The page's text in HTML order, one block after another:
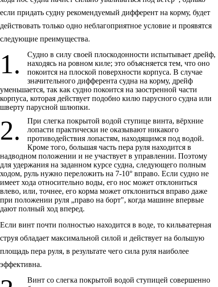
если придать судну рекомендуемый дифферент на корму, будет
действовать только одно неблагоприятное условие и проявятся
следующие преимущества.
1.
Судно в силу своей плоскодонности испытывает дрейф,
находясь на ровном киле; это объясняется тем, что оно
покоится на плоской поверхности корпуса. В случае
значительного дифферента судна на корму, дрейф
уменьшается, так как судно покоится на заостренной части
корпуса, которая действует подобно килю парусного судна или
шверту парусной шлюпки.
2.
При слегка покрытой водой ступице винта, вёрхние
лопасти практически не оказывают никакого
противодействия лопастям, находящимся под водой.
Кроме того, большая часть пера руля находится в
надводном положении и не участвует в управлении. Поэтому
для удержания на заданном курсе судна, следующего полным
ходом, руль нужно переложить на 7-10° вправо. Если судно не
имеет хода относительно воды, его нос может отклониться
влево, или, точнее, его корма может отклониться вправо даже
при положении руля „право на борт", когда машине впервые
дают полный ход вперед.
Если винт почти полностью находится в воде, то кильватерная
струя обладает максимальной силой и действует на большую
площадь пера руля, в результате чего сила руля наиболее
эффективна.
Винт со слегка покрытой водой ступицей совершенно